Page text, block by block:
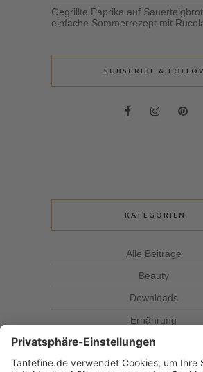
Gegrillte Paprika auf
einfache Sommerrezept mit
SUBSCRIBE &
KATEGORIEN
Alle Beiträge
Beauty
Downloads
Ernährung
Kolumne
Kräuterkunde